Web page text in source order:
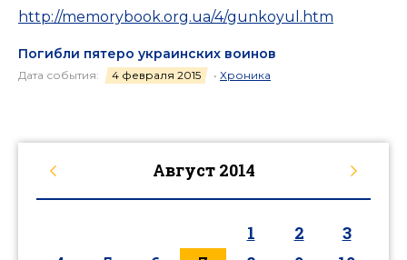
http://memorybook.org.ua/4/gunkoyul.htm
Погибли пятеро украинских воинов
Дата события: 4 февраля 2015 • Хроника
Август 2014
1 2
3